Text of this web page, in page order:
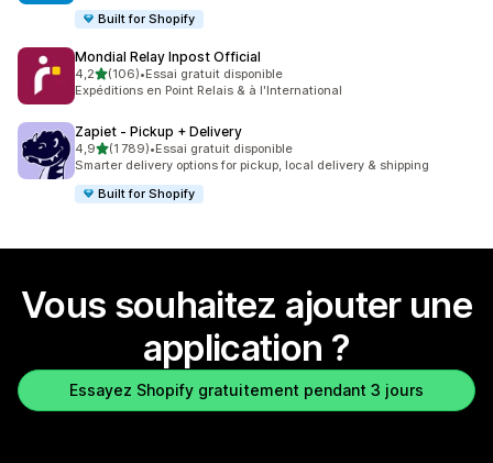
Built for Shopify
Mondial Relay Inpost Official
4,2étoile(s) sur 5
(106)
106 avis au total
•Essai gratuit disponible
Expéditions en Point Relais & à l'International
Zapiet ‑ Pickup + Delivery
4,9étoile(s) sur 5
(1 789)
1789 avis au total
•Essai gratuit disponible
Smarter delivery options for pickup, local delivery & shipping
Built for Shopify
Vous souhaitez ajouter une
application ?
Essayez Shopify gratuitement pendant 3 jours